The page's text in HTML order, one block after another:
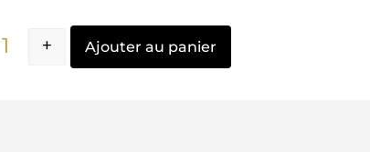
Quantité
+ Ajouter au panier